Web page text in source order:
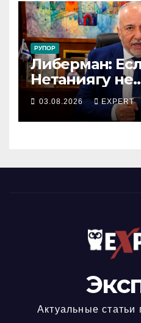
РУПОР
Либерман:
Нетаниягу не
докажет это
03.08.2026 EXPERT
Актуальные